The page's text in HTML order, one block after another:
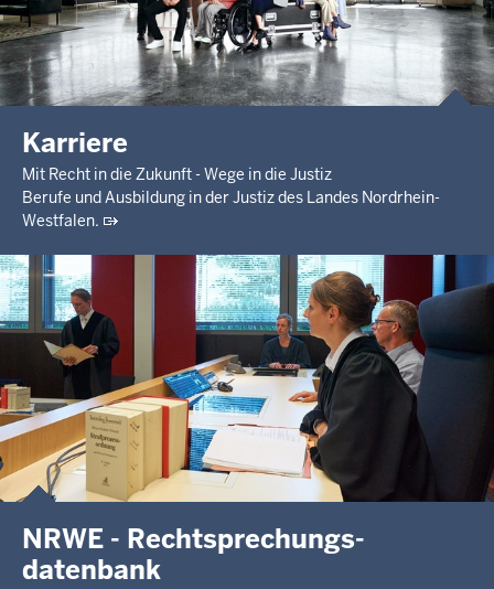
Karriere
Mit Recht in die Zukunft - Wege in die Justiz
Berufe und Ausbildung in der Justiz des Landes Nordrhein-
Westfalen.
NRWE - Rechtsprechungs­
datenbank